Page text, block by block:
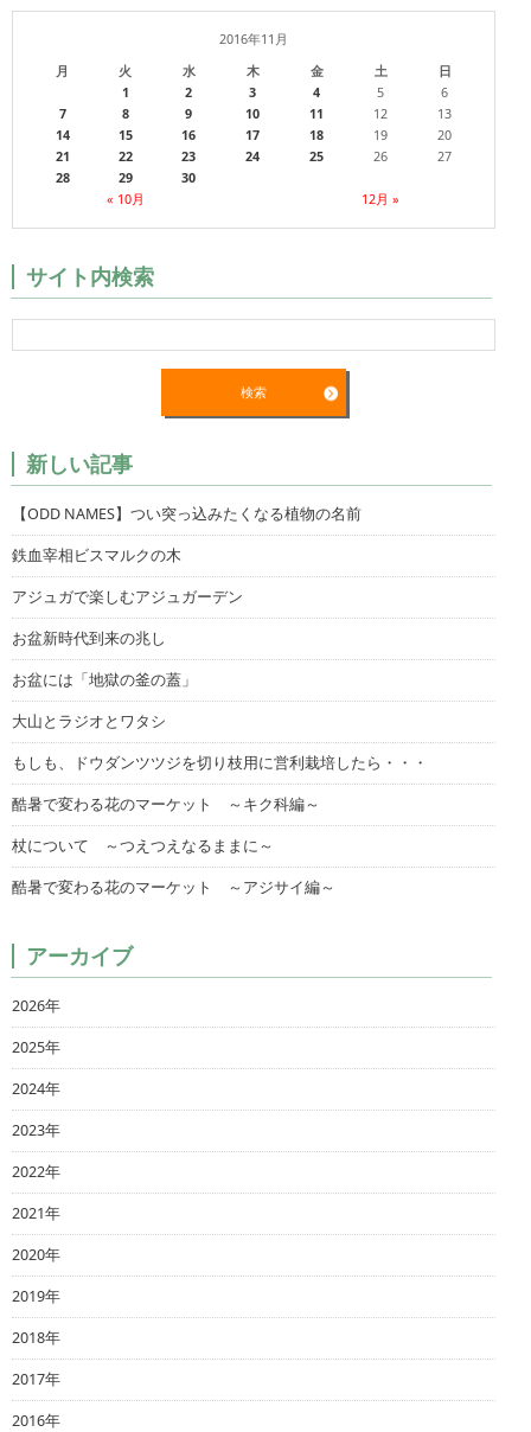
2016年11月
月
火 水 木 金 土 日
« 10月 12月 »
1 2 3 4 5
6
7
8 9 10 11 12
13
14
15 16 17 18 19
20
21
22 23 24 25 26
27
28
29 30
サイト内検索
新しい記事
【ODD NAMES】つい突っ込みたくなる植物の名前
鉄血宰相ビスマルクの木
アジュガで楽しむアジュガーデン
お盆新時代到来の兆し
お盆には「地獄の釜の蓋」
大山とラジオとワタシ
もしも、ドウダンツツジを切り枝用に営利栽培したら・・・
酷暑で変わる花のマーケット ～キク科編～
杖について ～つえつえなるままに～
酷暑で変わる花のマーケット ～アジサイ編～
アーカイブ
2026年
2025年
2024年
2023年
2022年
2021年
2020年
2019年
2018年
2017年
2016年